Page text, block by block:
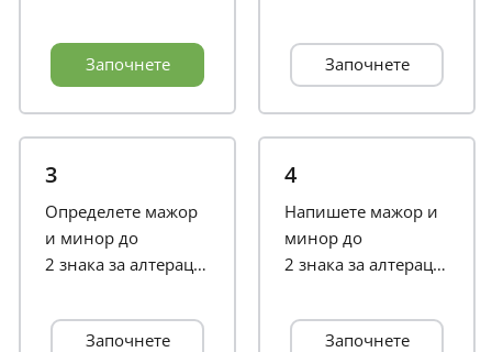
English
Започнете Започнете
3
Определете мажор
и минор до
2 знака за алтерация.
Започнете
4
Напишете мажор и
минор до
2 знака за алтерация.
Започнете